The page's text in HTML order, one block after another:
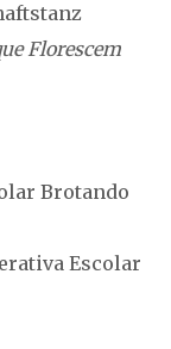
Florescem
Brotando
Escolar